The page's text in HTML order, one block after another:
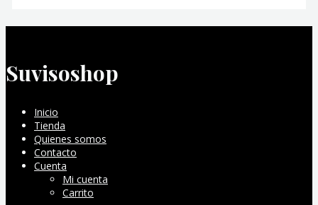
Suvisoshop
Inicio
Tienda
Quienes somos
Contacto
Cuenta
Mi cuenta
Carrito